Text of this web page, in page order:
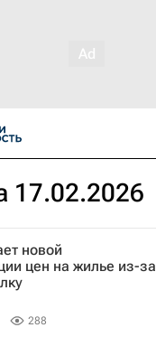
17.02.2026
новой
цен на жилье из-за
288